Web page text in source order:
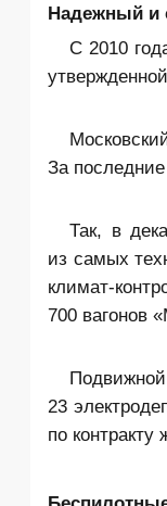
Надежный и
С 2010
За
Так, в
из самых
климат-
700 вагонов
23
по контракту